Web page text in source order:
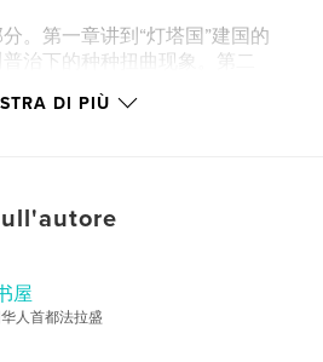
。第一章讲到“灯塔国”建国的
治下的种种扭曲现象。第二
问题，说明种族主义不能是
Politica
DI PIÙ
屋
人首都法拉盛